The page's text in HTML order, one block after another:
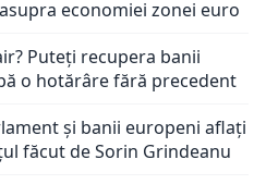
economiei zonei euro
Puteți recupera banii
o hotărâre fără precedent
și banii europeni aflați
făcut de Sorin Grindeanu